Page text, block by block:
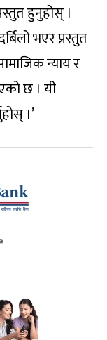
हुनुहोस् ।
भएर प्रस्तुत
न्याय र
छ । यी
।’